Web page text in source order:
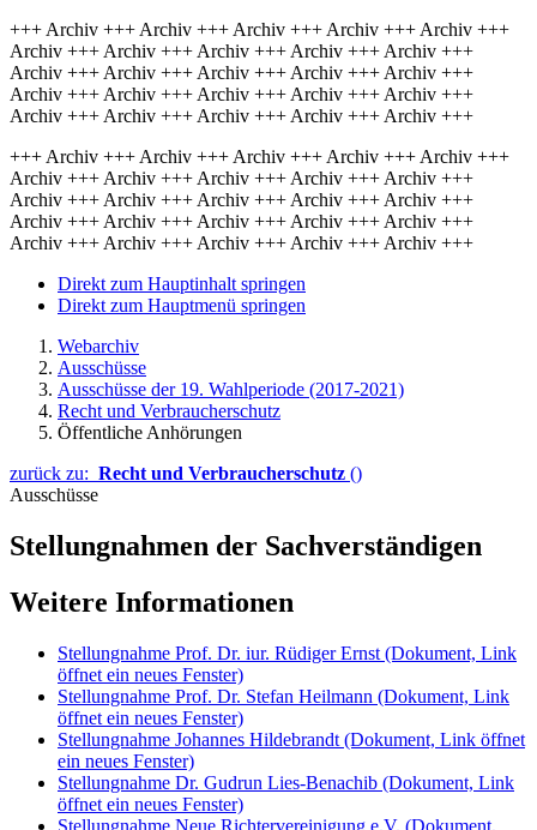
+++ Archiv +++ Archiv +++ Archiv +++ Archiv +++ Archiv +++
Archiv +++ Archiv +++ Archiv +++ Archiv +++ Archiv +++
Archiv +++ Archiv +++ Archiv +++ Archiv +++ Archiv +++
Archiv +++ Archiv +++ Archiv +++ Archiv +++ Archiv +++
Archiv +++ Archiv +++ Archiv +++ Archiv +++ Archiv +++
+++ Archiv +++ Archiv +++ Archiv +++ Archiv +++ Archiv +++
Archiv +++ Archiv +++ Archiv +++ Archiv +++ Archiv +++
Archiv +++ Archiv +++ Archiv +++ Archiv +++ Archiv +++
Archiv +++ Archiv +++ Archiv +++ Archiv +++ Archiv +++
Archiv +++ Archiv +++ Archiv +++ Archiv +++ Archiv +++
Direkt zum Hauptinhalt springen
Direkt zum Hauptmenü springen
Webarchiv
Ausschüsse
Ausschüsse der 19. Wahlperiode (2017-2021)
Recht und Verbraucherschutz
Öffentliche Anhörungen
zurück zu: Recht und Verbraucherschutz ()
Ausschüsse
Stellungnahmen der Sachverständigen
Weitere Informationen
Stellungnahme Prof. Dr. iur. Rüdiger Ernst (Dokument, Link
öffnet ein neues Fenster)
Stellungnahme Prof. Dr. Stefan Heilmann (Dokument, Link
öffnet ein neues Fenster)
Stellungnahme Johannes Hildebrandt (Dokument, Link öffnet
ein neues Fenster)
Stellungnahme Dr. Gudrun Lies-Benachib (Dokument, Link
öffnet ein neues Fenster)
Stellungnahme Neue Richtervereinigung e.V. (Dokument,